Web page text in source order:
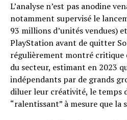
L’analyse n’est pas anodine
notamment supervisé le
93 millions d’unités vendues)
PlayStation avant de quitter
régulièrement montré critique
du secteur, estimant en 2023
indépendants par de grands
diluer leur créativité, le temps
“ralentissant” à mesure que